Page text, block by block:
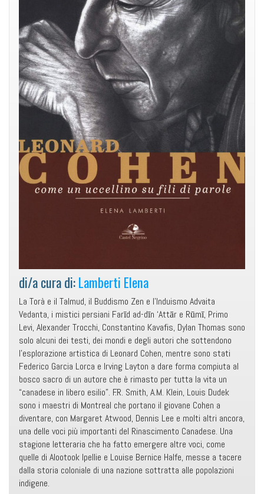
di/a cura di:Lamberti Elena
La Torà e il Talmud, il Buddismo Zen e l’Induismo Advaita
Vedanta, i mistici persiani Farīd ad-dīn ‘Attār e Rūmī, Primo
Levi, Alexander Trocchi, Constantino Kavafis, Dylan Thomas sono
solo alcuni dei testi, dei mondi e degli autori che sottendono
l’esplorazione artistica di Leonard Cohen, mentre sono stati
Federico Garcia Lorca e Irving Layton a dare forma compiuta al
bosco sacro di un autore che è rimasto per tutta la vita un
“canadese in libero esilio”. F.R. Smith, A.M. Klein, Louis Dudek
sono i maestri di Montreal che portano il giovane Cohen a
diventare, con Margaret Atwood, Dennis Lee e molti altri ancora,
una delle voci più importanti del Rinascimento Canadese. Una
stagione letteraria che ha fatto emergere altre voci, come
quelle di Alootook Ipellie e Louise Bernice Halfe, messe a tacere
dalla storia coloniale di una nazione sottratta alle popolazioni
indigene.